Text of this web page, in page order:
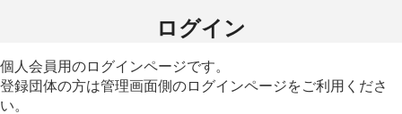
ログイン
個人会員用のログインページです。
登録団体の方は管理画面側のログインページをご利用くださ
い。